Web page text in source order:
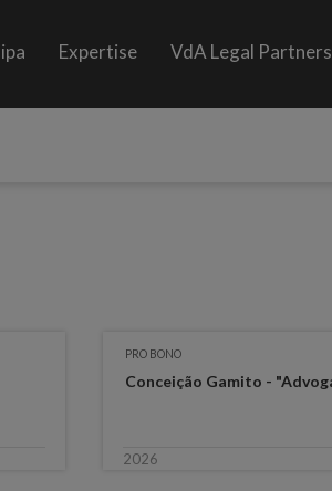
Expertise VdA Legal Partners
PRO BONO
Conceição Gamito -
2026